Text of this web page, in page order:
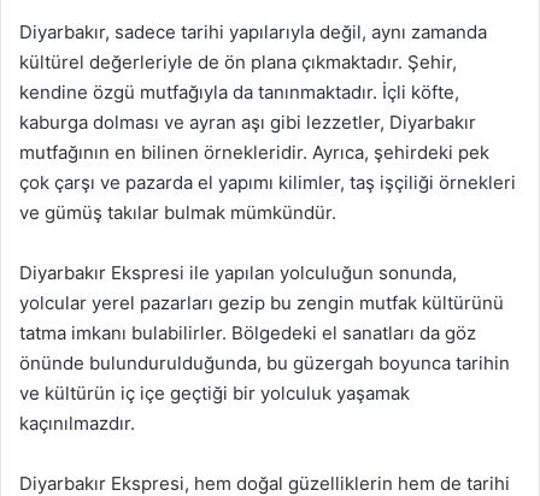
Diyarbakır, sadece tarihi yapılarıyla değil, aynı zamanda
kültürel değerleriyle de ön plana çıkmaktadır. Şehir,
kendine özgü mutfağıyla da tanınmaktadır. İçli köfte,
kaburga dolması ve ayran aşı gibi lezzetler, Diyarbakır
mutfağının en bilinen örnekleridir. Ayrıca, şehirdeki pek
çok çarşı ve pazarda el yapımı kilimler, taş işçiliği örnekleri
ve gümüş takılar bulmak mümkündür.
Diyarbakır Ekspresi ile yapılan yolculuğun sonunda,
yolcular yerel pazarları gezip bu zengin mutfak kültürünü
tatma imkanı bulabilirler. Bölgedeki el sanatları da göz
önünde bulundurulduğunda, bu güzergah boyunca tarihin
ve kültürün iç içe geçtiği bir yolculuk yaşamak
kaçınılmazdır.
Diyarbakır Ekspresi, hem doğal güzelliklerin hem de tarihi